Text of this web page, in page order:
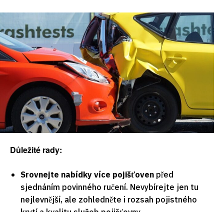
Důležité rady:
Srovnejte nabídky více pojišťoven před
sjednáním povinného ručení. Nevybírejte jen tu
nejlevnější, ale zohledněte i rozsah pojistného